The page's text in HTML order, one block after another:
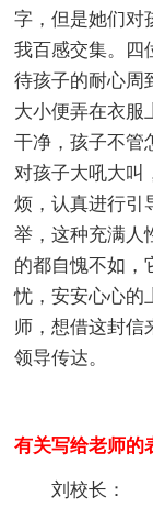
字，但是她们对
我百感交集。四
待孩子的耐心周
大小便弄在衣服
干净，孩子不管
对孩子大吼大叫
烦，认真进行引
举，这种充满人
的都自愧不如，
忧，安安心心的
师，想借这封信
领导传达。
有关写给老师的
刘校长：